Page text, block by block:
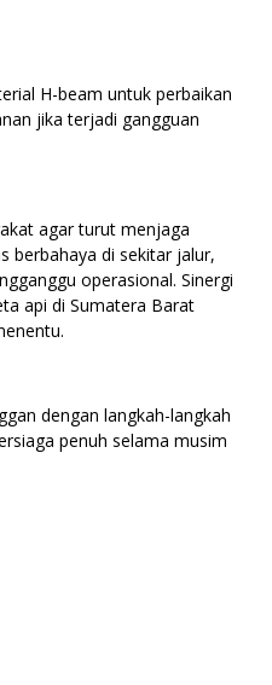
H-beam untuk perbaikan
jika terjadi gangguan
agar turut menjaga
berbahaya di sekitar jalur,
operasional. Sinergi
api di Sumatera Barat
dengan langkah-langkah
penuh selama musim